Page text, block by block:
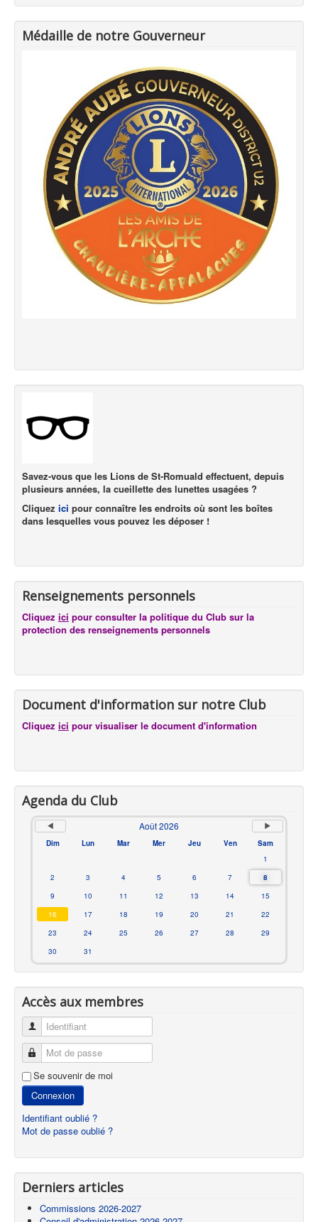
Médaille de notre Gouverneur
Savez-vous que les Lions de St-Romuald effectuent, depuis
plusieurs années, la cueillette des lunettes usagées ?
Cliquez ici pour connaître les endroits où sont les boîtes
dans lesquelles vous pouvez les déposer !
Renseignements personnels
Cliquez ici pour consulter la politique du Club sur la
protection des renseignements personnels
Document d'information sur notre Club
Cliquez ici pour visualiser le document d'information
Agenda du Club
Août 2026
Dim Lun Mar Mer Jeu Ven
Sam
1
2
3 4 5 6 7
8
9
10 11 12 13 14
15
16
17 18 19 20 21
22
23
24 25 26 27 28
29
30
31
Accès aux membres
Identifiant
Mot de passe
Se souvenir de moi
Connexion
Identifiant oublié ?
Mot de passe oublié ?
Derniers articles
Commissions 2026-2027